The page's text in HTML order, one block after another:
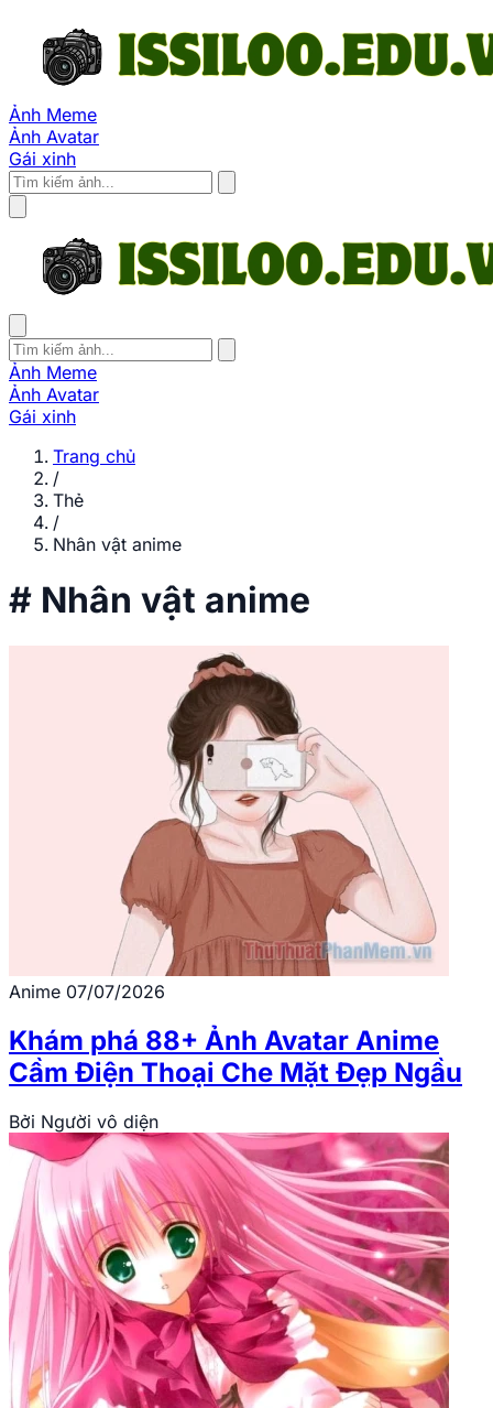
Ảnh Meme
Ảnh Avatar
Gái xinh
Ảnh Meme
Ảnh Avatar
Gái xinh
Trang chủ
/
Thẻ
/
Nhân vật anime
# Nhân vật anime
Anime 07/07/2026
Khám phá 88+ Ảnh Avatar Anime
Cầm Điện Thoại Che Mặt Đẹp Ngầu
Bởi Người vô diện